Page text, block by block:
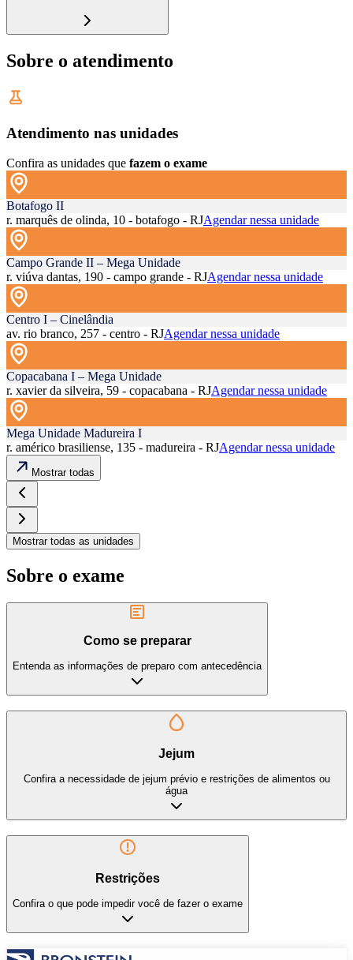
Sobre o atendimento
Atendimento nas unidades
Confira as unidades que fazem o exame
Botafogo II
r. marquês de olinda, 10 - botafogo - RJAgendar nessa unidade
Campo Grande II – Mega Unidade
r. viúva dantas, 190 - campo grande - RJAgendar nessa unidade
Centro I – Cinelândia
av. rio branco, 257 - centro - RJAgendar nessa unidade
Copacabana I – Mega Unidade
r. xavier da silveira, 59 - copacabana - RJAgendar nessa unidade
Mega Unidade Madureira I
r. américo brasiliense, 135 - madureira - RJAgendar nessa unidade
Mostrar todas
Mostrar todas as unidades
Sobre o exame
Como se preparar
Entenda as informações de preparo com antecedência
Jejum
Confira a necessidade de jejum prévio e restrições de alimentos ou
água
Restrições
Confira o que pode impedir você de fazer o exame